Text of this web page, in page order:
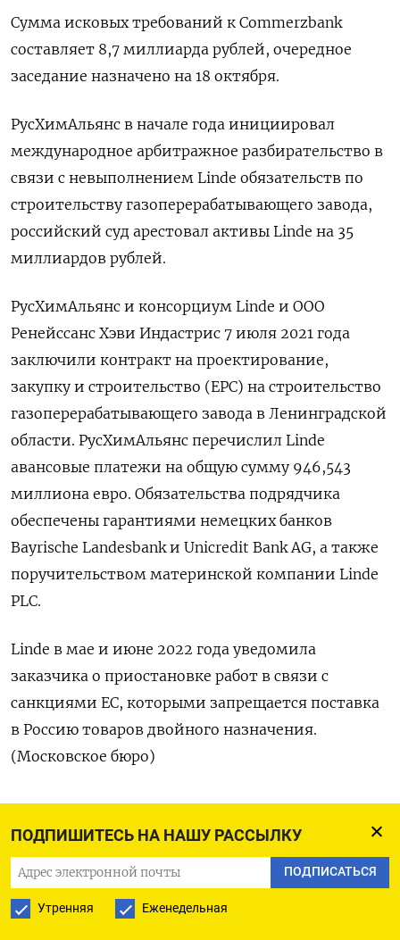
ПОДПИШИТЕСЬ НА НАШУ РАССЫЛКУ
ПОДПИСАТЬСЯ
Утренняя Еженедельная
Сумма исковых требований к Commerzbank
составляет 8,7 миллиарда рублей, очередное
заседание назначено на 18 октября.
РусХимАльянс в начале года инициировал
международное арбитражное разбирательство в
связи с невыполнением Linde обязательств по
строительству газоперерабатывающего завода,
российский суд арестовал активы Linde на 35
миллиардов рублей.
РусХимАльянс и консорциум Linde и ООО
Ренейссанс Хэви Индастрис 7 июля 2021 года
заключили контракт на проектирование,
закупку и строительство (ЕРС) на строительство
газоперерабатывающего завода в Ленинградской
области. РусХимАльянс перечислил Linde
авансовые платежи на общую сумму 946,543
миллиона евро. Обязательства подрядчика
обеспечены гарантиями немецких банков
Bayrische Landesbank и Unicredit Bank AG, а также
поручительством материнской компании Linde
PLC.
Linde в мае и июне 2022 года уведомила
заказчика о приостановке работ в связи с
санкциями ЕС, которыми запрещается поставка
в Россию товаров двойного назначения.
(Московское бюро)
ПОДПИСАТЬСЯ НА ТЕЛЕГРАМ
ПОДПИСАТЬСЯ В GOOGLE